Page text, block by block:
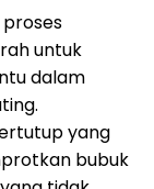
untuk
dalam
yang
bubuk